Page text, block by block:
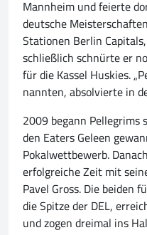
Mannheim und feierte
deutsche
Stationen Berlin
schließlich schnürte er
für die Kassel Huskies.
nannten, absolvierte in
2009 begann Pellegrims
den Eaters Geleen
Pokalwettbewerb.
erfolgreiche Zeit mit
Pavel Gross. Die beiden
die Spitze der DEL,
und zogen dreimal ins